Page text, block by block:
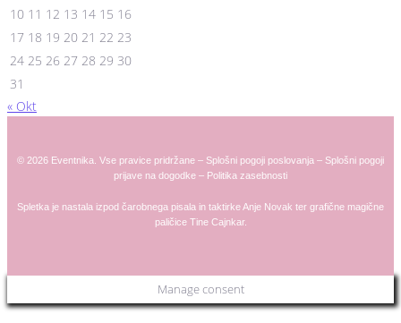
10 11 12 13 14 15 16
17 18 19 20 21 22 23
24 25 26 27 28 29 30
31
« Okt
© 2026 Eventnika. Vse pravice pridržane – Splošni pogoji poslovanja – Splošni pogoji
prijave na dogodke – Politika zasebnosti
Spletka je nastala izpod čarobnega pisala in taktirkeAnje Novak ter grafične magične
paličice Tine Cajnkar.
Manage consent